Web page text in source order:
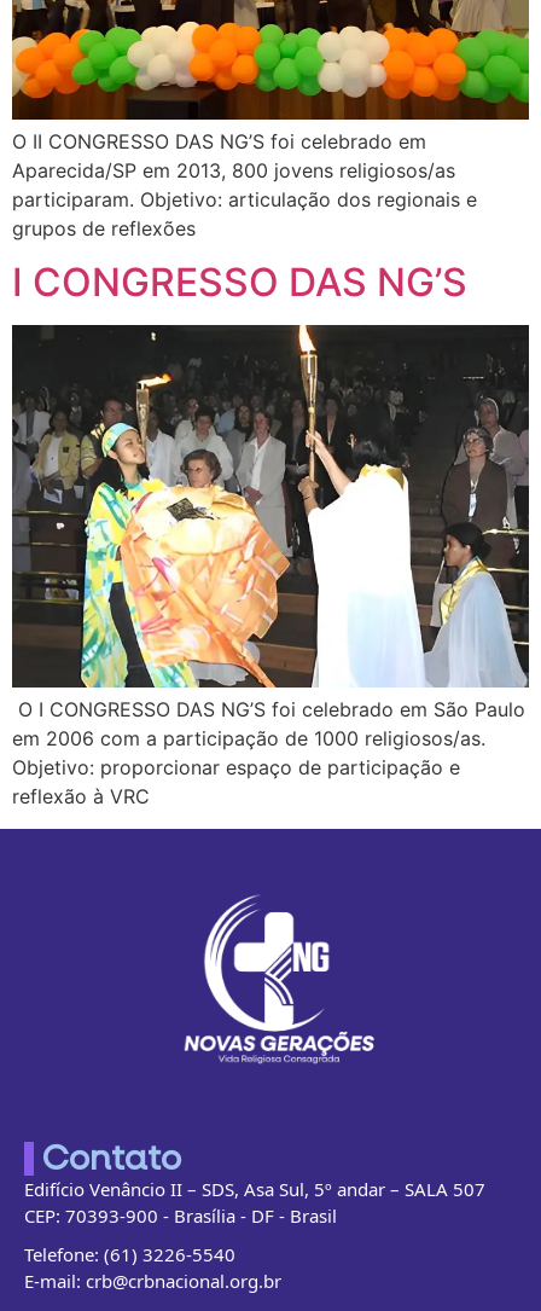
O II CONGRESSO DAS NG’S foi celebrado em
Aparecida/SP em 2013, 800 jovens religiosos/as
participaram. Objetivo: articulação dos regionais e
grupos de reflexões
I CONGRESSO DAS NG’S
O I CONGRESSO DAS NG’S foi celebrado em São Paulo
em 2006 com a participação de 1000 religiosos/as.
Objetivo: proporcionar espaço de participação e
reflexão à VRC
Contato
Edifício Venâncio II – SDS, Asa Sul, 5º andar – SALA 507
CEP: 70393-900 - Brasília - DF - Brasil
Telefone: (61) 3226-5540
E-mail: crb@crbnacional.org.br